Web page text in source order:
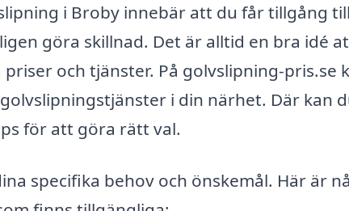
i Broby innebär att du får tillgång till
göra skillnad. Det är alltid en bra idé
och tjänster. På golvslipning-pris.se
i din närhet. Där kan
för att göra rätt val.
specifika behov och önskemål. Här är